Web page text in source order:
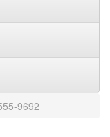
9692